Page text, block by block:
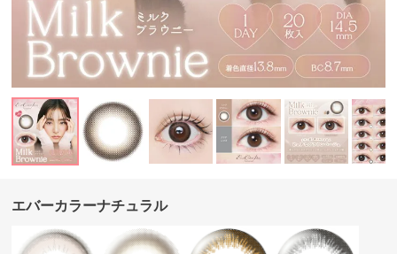
エバーカラーナチュラル